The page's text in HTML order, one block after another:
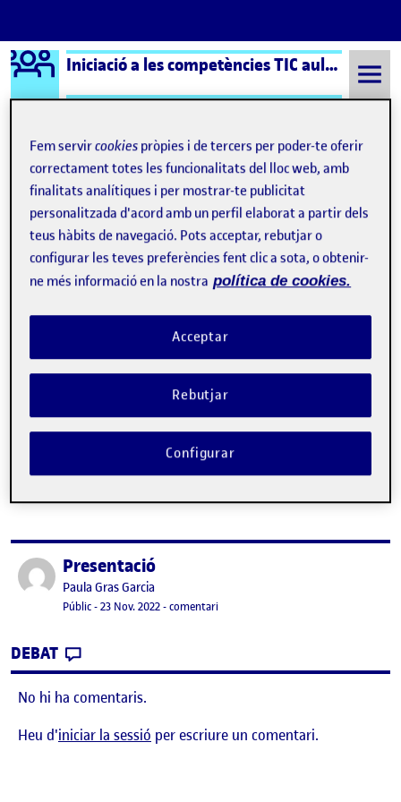
Saltar al contingut
Logo Ágora Iniciació a les competències TIC aula 4
Semestre 20221 - Aula 4 Paula Gras Garcia
Paula Gras Garcia
Publicat perReflexió sobre la trajectòria
Publicat per
Paula Gras Garcia
Data de publicaciócomentariel Reflexió sobre la trajectòria
CONTRIBUTION
EL REFLEXIÓ SOBRE LA TRAJECTÒRIA
No hi ha comentaris.
Publicat perPresentació
Publicat per
Paula Gras Garcia
Visibilitat:
Públic-Data de publicació
23 Nov. 202223 novembre, 2022 6:28 pm
-comentariel Presentació
DEBAT
No hi ha comentaris.
Heu d'iniciar la sessió per escriure un comentari.
Fem servircookies pròpies i de tercers per poder-te oferir
correctament totes les funcionalitats del lloc web, amb
finalitats analítiques i per mostrar-te publicitat
personalitzada d'acord amb un perfil elaborat a partir dels
teus hàbits de navegació. Pots acceptar, rebutjar o
configurar les teves preferències fent clic a sota, o obtenir-
ne més informació en la nostra política de cookies.
Rebutjar
Acceptar
Configurar